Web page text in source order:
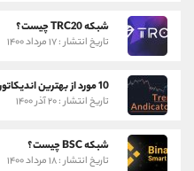
شبکه TRC20 چیست؟
تاریخ انتشار : ۱۷ مرداد ۱۴۰۰
10 مورد از بهترین اندیکاتورهای تشخیص روند
تاریخ انتشار : ۲۰ آذر ۱۴۰۰
شبکه BSC چیست؟
تاریخ انتشار : ۱۸ مرداد ۱۴۰۰